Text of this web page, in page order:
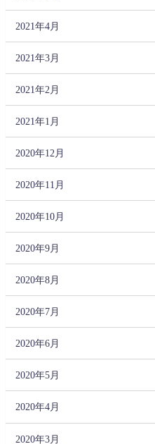
2021年4月
2021年3月
2021年2月
2021年1月
2020年12月
2020年11月
2020年10月
2020年9月
2020年8月
2020年7月
2020年6月
2020年5月
2020年4月
2020年3月